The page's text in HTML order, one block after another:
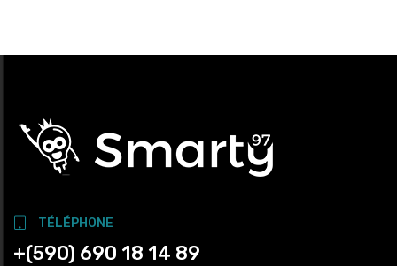
TÉLÉPHONE
+(590) 690 18 14 89